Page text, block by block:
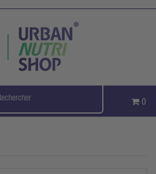
0